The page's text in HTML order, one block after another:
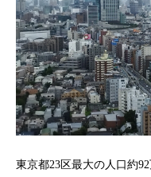
東京都23区最大の人口約